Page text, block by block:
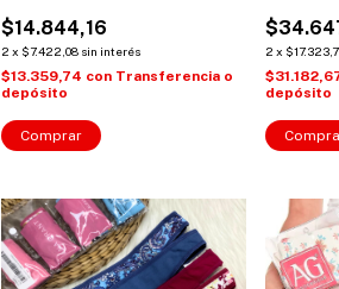
$14.844,16
2 x $7.422,08 sin interés
$13.359,74 con Transferencia o
depósito
Comprar
2 x
depósito